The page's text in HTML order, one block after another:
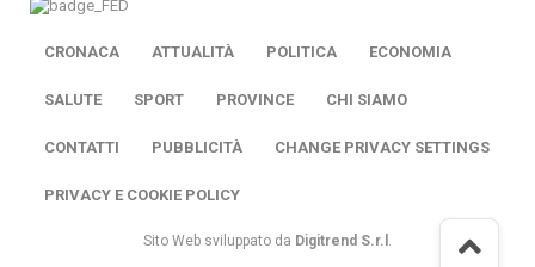
CRONACA ATTUALITÀ POLITICA ECONOMIA
SALUTE SPORT PROVINCE CHI SIAMO
CONTATTI PUBBLICITÀ CHANGE PRIVACY SETTINGS
PRIVACY E COOKIE POLICY
Sito Web sviluppato da Digitrend S.r.l .